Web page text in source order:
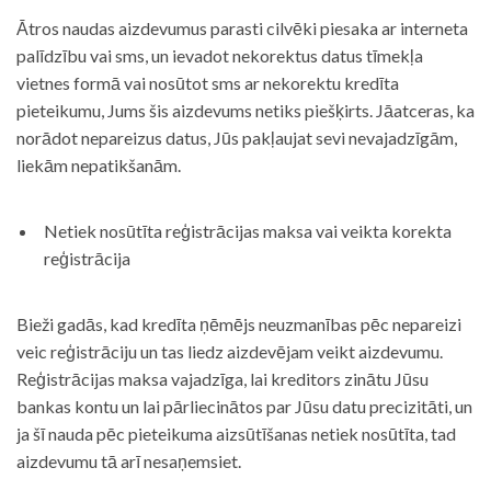
Ātros naudas aizdevumus parasti cilvēki piesaka ar interneta
palīdzību vai sms, un ievadot nekorektus datus tīmekļa
vietnes formā vai nosūtot sms ar nekorektu kredīta
pieteikumu, Jums šis aizdevums netiks piešķirts. Jāatceras, ka
norādot nepareizus datus, Jūs pakļaujat sevi nevajadzīgām,
liekām nepatikšanām.
Netiek nosūtīta reģistrācijas maksa vai veikta korekta
reģistrācija
Bieži gadās, kad kredīta ņēmējs neuzmanības pēc nepareizi
veic reģistrāciju un tas liedz aizdevējam veikt aizdevumu.
Reģistrācijas maksa vajadzīga, lai kreditors zinātu Jūsu
bankas kontu un lai pārliecinātos par Jūsu datu precizitāti, un
ja šī nauda pēc pieteikuma aizsūtīšanas netiek nosūtīta, tad
aizdevumu tā arī nesaņemsiet.